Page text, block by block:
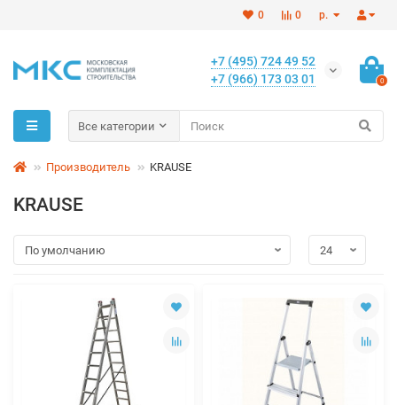
р.
0
0
+7 (495) 724 49 52
+7 (966) 173 03 01
0
Все категории
Производитель KRAUSE
KRAUSE